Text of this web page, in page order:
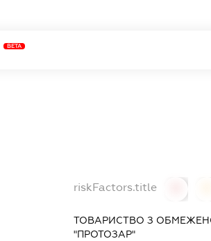
BETA
riskFactors.title
ТОВАРИСТВО З
"ПРОТОЗАР"